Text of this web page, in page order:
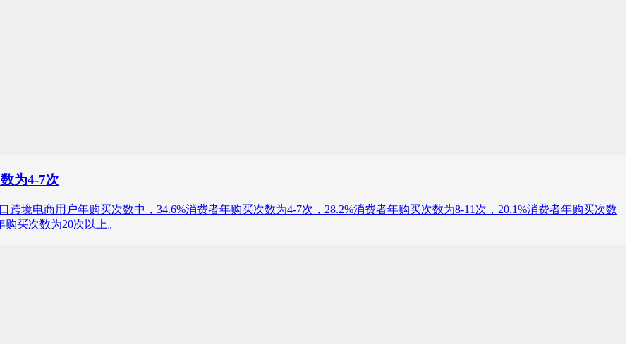
为4-7次
跨境电商用户年购买次数中，34.6%消费者年购买次数为4-7次，28.2%消费者年购买次数为8-11次，20.1%消费者年购买次数
买次数为20次以上。